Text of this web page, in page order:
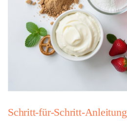
Schritt-für-Schritt-Anleitung